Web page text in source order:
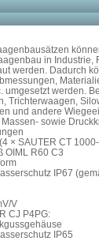
in Industrie,
werden. Dadurch
umgesetzt werden.
Trichterwaagen,
und andere
sowie
× SAUTER CT
OIML R60 C3
IP67
V
CJ P4PG:
IP65